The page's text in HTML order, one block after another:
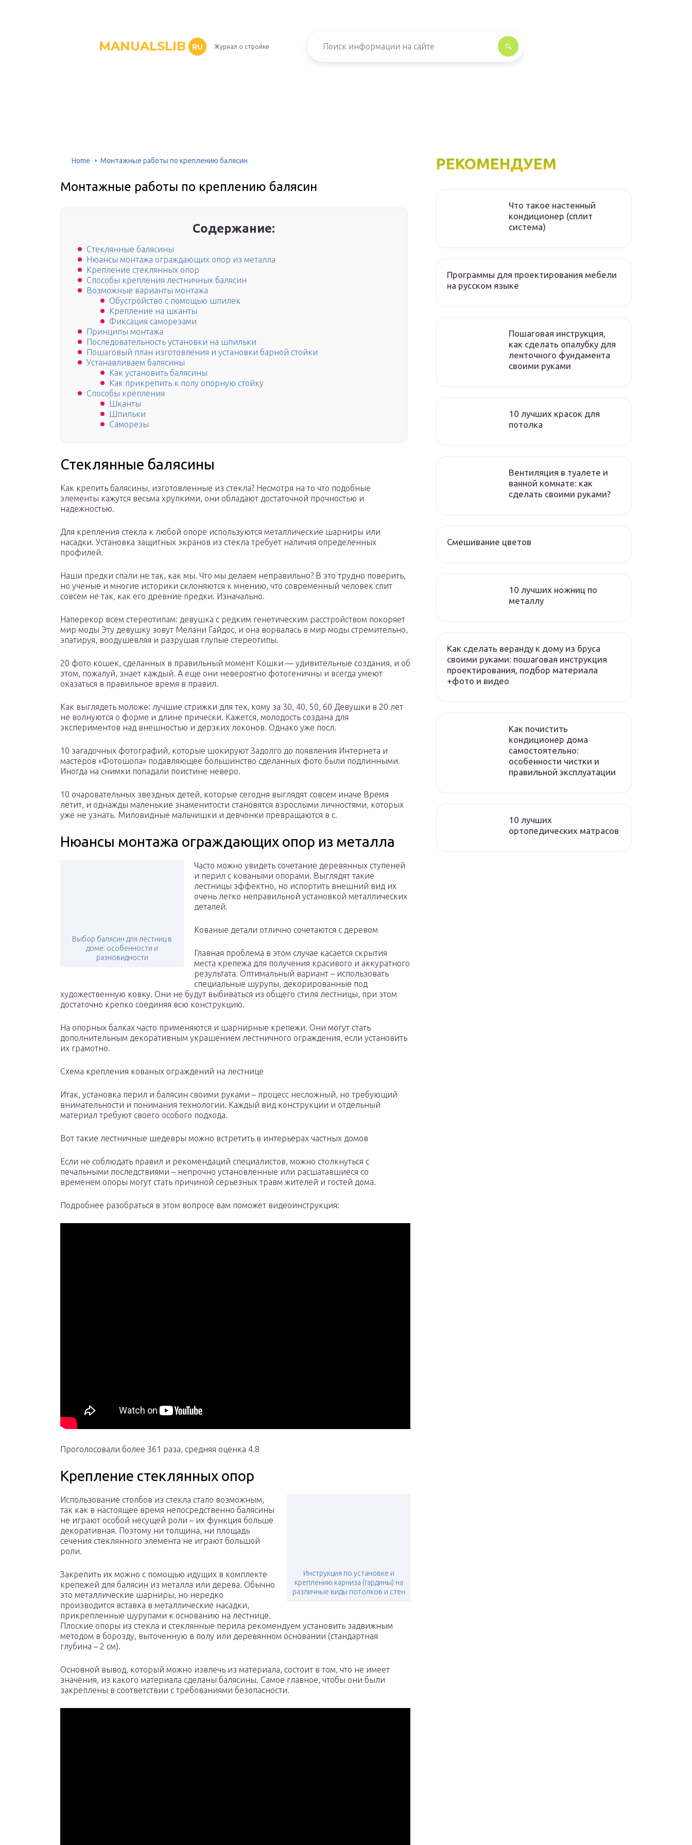
MANUALSLIB RU Журнал о стройке
Home Монтажные работы по креплению балясин
Монтажные работы по креплению балясин
Содержание:
Стеклянные балясины
Нюансы монтажа ограждающих опор из металла
Крепление стеклянных опор
Способы крепления лестничных балясин
Возможные варианты монтажа
Обустройство с помощью шпилек
Крепление на шканты
Фиксация саморезами
Принципы монтажа
Последовательность установки на шпильки
Пошаговый план изготовления и установки барной стойки
Устанавливаем балясины
Как установить балясины
Как прикрепить к полу опорную стойку
Способы крепления
Шканты
Шпильки
Саморезы
Стеклянные балясины
Как крепить балясины, изготовленные из стекла? Несмотря на то что подобные
элементы кажутся весьма хрупкими, они обладают достаточной прочностью и
надежностью.
Для крепления стекла к любой опоре используются металлические шарниры или
насадки. Установка защитных экранов из стекла требует наличия определенных
профилей.
Наши предки спали не так, как мы. Что мы делаем неправильно? В это трудно поверить,
но ученые и многие историки склоняются к мнению, что современный человек спит
совсем не так, как его древние предки. Изначально.
Наперекор всем стереотипам: девушка с редким генетическим расстройством покоряет
мир моды Эту девушку зовут Мелани Гайдос, и она ворвалась в мир моды стремительно,
эпатируя, воодушевляя и разрушая глупые стереотипы.
20 фото кошек, сделанных в правильный момент Кошки — удивительные создания, и об
этом, пожалуй, знает каждый. А еще они невероятно фотогеничны и всегда умеют
оказаться в правильное время в правил.
Как выглядеть моложе: лучшие стрижки для тех, кому за 30, 40, 50, 60 Девушки в 20 лет
не волнуются о форме и длине прически. Кажется, молодость создана для
экспериментов над внешностью и дерзких локонов. Однако уже посл.
10 загадочных фотографий, которые шокируют Задолго до появления Интернета и
мастеров «Фотошопа» подавляющее большинство сделанных фото были подлинными.
Иногда на снимки попадали поистине неверо.
10 очаровательных звездных детей, которые сегодня выглядят совсем иначе Время
летит, и однажды маленькие знаменитости становятся взрослыми личностями, которых
уже не узнать. Миловидные мальчишки и девчонки превращаются в с.
Нюансы монтажа ограждающих опор из металла
Выбор балясин для лестниц в
доме: особенности и
разновидности
Часто можно увидеть сочетание деревянных ступеней
и перил с коваными опорами. Выглядят такие
лестницы эффектно, но испортить внешний вид их
очень легко неправильной установкой металлических
деталей.
Кованые детали отлично сочетаются с деревом
Главная проблема в этом случае касается скрытия
места крепежа для получения красивого и аккуратного
результата. Оптимальный вариант – использовать
специальные шурупы, декорированные под
художественную ковку. Они не будут выбиваться из общего стиля лестницы, при этом
достаточно крепко соединяя всю конструкцию.
На опорных балках часто применяются и шарнирные крепежи. Они могут стать
дополнительным декоративным украшением лестничного ограждения, если установить
их грамотно.
Схема крепления кованых ограждений на лестнице
Итак, установка перил и балясин своими руками – процесс несложный, но требующий
внимательности и понимания технологии. Каждый вид конструкции и отдельный
материал требуют своего особого подхода.
Вот такие лестничные шедевры можно встретить в интерьерах частных домов
Если не соблюдать правил и рекомендаций специалистов, можно столкнуться с
печальными последствиями – непрочно установленные или расшатавшиеся со
временем опоры могут стать причиной серьезных травм жителей и гостей дома.
Подробнее разобраться в этом вопросе вам поможет видеоинструкция:
Проголосовали более 361 раза, средняя оценка 4.8
Крепление стеклянных опор
Инструкция по установке и
креплению карниза (гардины) на
различные виды потолков и стен
Использование столбов из стекла стало возможным,
так как в настоящее время непосредственно балясины
не играют особой несущей роли – их функция больше
декоративная. Поэтому ни толщина, ни площадь
сечения стеклянного элемента не играют большой
роли.
Закрепить их можно с помощью идущих в комплекте
крепежей для балясин из металла или дерева. Обычно
это металлические шарниры, но нередко
производится вставка в металлические насадки,
прикрепленные шурупами к основанию на лестнице.
Плоские опоры из стекла и стеклянные перила рекомендуем установить задвижным
методом в борозду, выточенную в полу или деревянном основании (стандартная
глубина – 2 см).
Основной вывод, который можно извлечь из материала, состоит в том, что не имеет
значения, из какого материала сделаны балясины. Самое главное, чтобы они были
закреплены в соответствии с требованиями безопасности.
РЕКОМЕНДУЕМ
Что такое настенный
кондиционер (сплит
система)
Программы для проектирования мебели
на русском языке
Пошаговая инструкция,
как сделать опалубку для
ленточного фундамента
своими руками
10 лучших красок для
потолка
Вентиляция в туалете и
ванной комнате: как
сделать своими руками?
Смешивание цветов
10 лучших ножниц по
металлу
Как сделать веранду к дому из бруса
своими руками: пошаговая инструкция
проектирования, подбор материала
+фото и видео
Как почистить
кондиционер дома
самостоятельно:
особенности чистки и
правильной эксплуатации
10 лучших
ортопедических матрасов